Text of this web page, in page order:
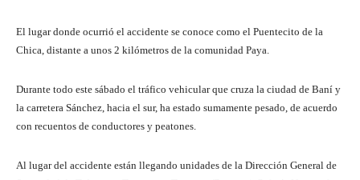
El lugar donde ocurrió el accidente se conoce como el Puentecito de la
Chica, distante a unos 2 kilómetros de la comunidad Paya.
Durante todo este sábado el tráfico vehicular que cruza la ciudad de Baní y
la carretera Sánchez, hacia el sur, ha estado sumamente pesado, de acuerdo
con recuentos de conductores y peatones.
Al lugar del accidente están llegando unidades de la Dirección General de